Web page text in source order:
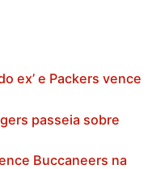
ex’ e Packers vence
passeia sobre
Buccaneers na